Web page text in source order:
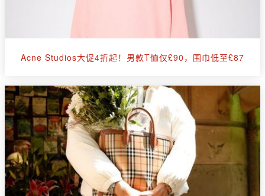
Acne Studios大促4折起！男款T恤仅£90，围巾低至£87